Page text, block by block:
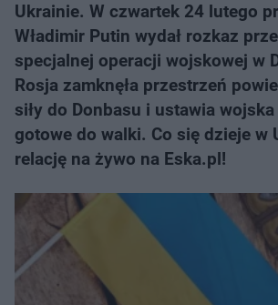
Ukrainie. W czwartek 24 lutego
Władimir Putin wydał rozkaz
specjalnej operacji wojskowej w
Rosja zamknęła przestrzeń
siły do Donbasu i ustawia
gotowe do walki. Co się dzieje w
relację na żywo na Eska.pl!